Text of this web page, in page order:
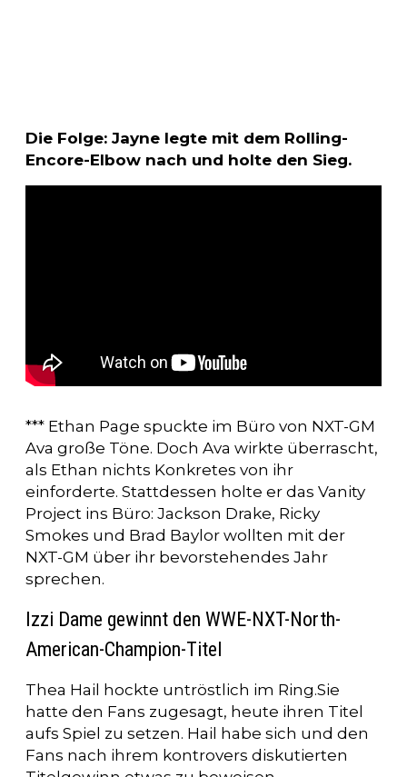
Die Folge: Jayne legte mit dem Rolling-
Encore-Elbow nach und holte den Sieg.
*** Ethan Page spuckte im Büro von NXT-GM
Ava große Töne. Doch Ava wirkte überrascht,
als Ethan nichts Konkretes von ihr
einforderte. Stattdessen holte er das Vanity
Project ins Büro: Jackson Drake, Ricky
Smokes und Brad Baylor wollten mit der
NXT-GM über ihr bevorstehendes Jahr
sprechen.
Izzi Dame gewinnt den WWE-NXT-North-
American-Champion-Titel
Thea Hail hockte untröstlich im Ring.Sie
hatte den Fans zugesagt, heute ihren Titel
aufs Spiel zu setzen. Hail habe sich und den
Fans nach ihrem kontrovers diskutierten